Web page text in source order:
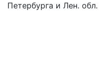
Петербурга и Лен. обл.